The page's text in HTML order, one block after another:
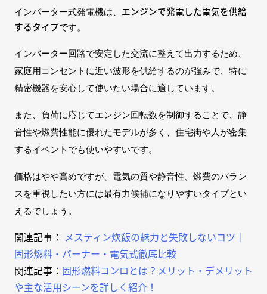
インバーター式発電機は、 エンジンで発電した電気を供給
するタイプです。
インバーター回路で安定した交流に整えて出力するため、
家庭用コンセントに近い波形を供給するのが強みで、特に
精密機器を安心して使いたい場合に適しています。
また、負荷に応じてエンジン回転数を制御することで、静
音性や燃費性能に優れたモデルが多く、住宅街や人が密集
するイベントでも使いやすいです。
価格はやや高めですが、電気の質や静音性、燃費のバラン
スを重視したい方には最有力候補になりやすいタイプとい
えるでしょう。
関連記事： メスティン炊飯の魅力と失敗しないコツ｜
固形燃料・バーナー・電気式徹底比較
関連記事： 固形燃料コンロとは？メリット・デメリット
や主な活用シーンを詳しく紹介！